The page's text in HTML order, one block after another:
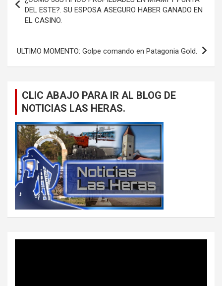
entradas
DEL ESTE?. SU ESPOSA ASEGURO HABER GANADO EN
EL CASINO.
ULTIMO MOMENTO: Golpe comando en Patagonia Gold.
CLIC ABAJO PARA IR AL BLOG DE
NOTICIAS LAS HERAS.